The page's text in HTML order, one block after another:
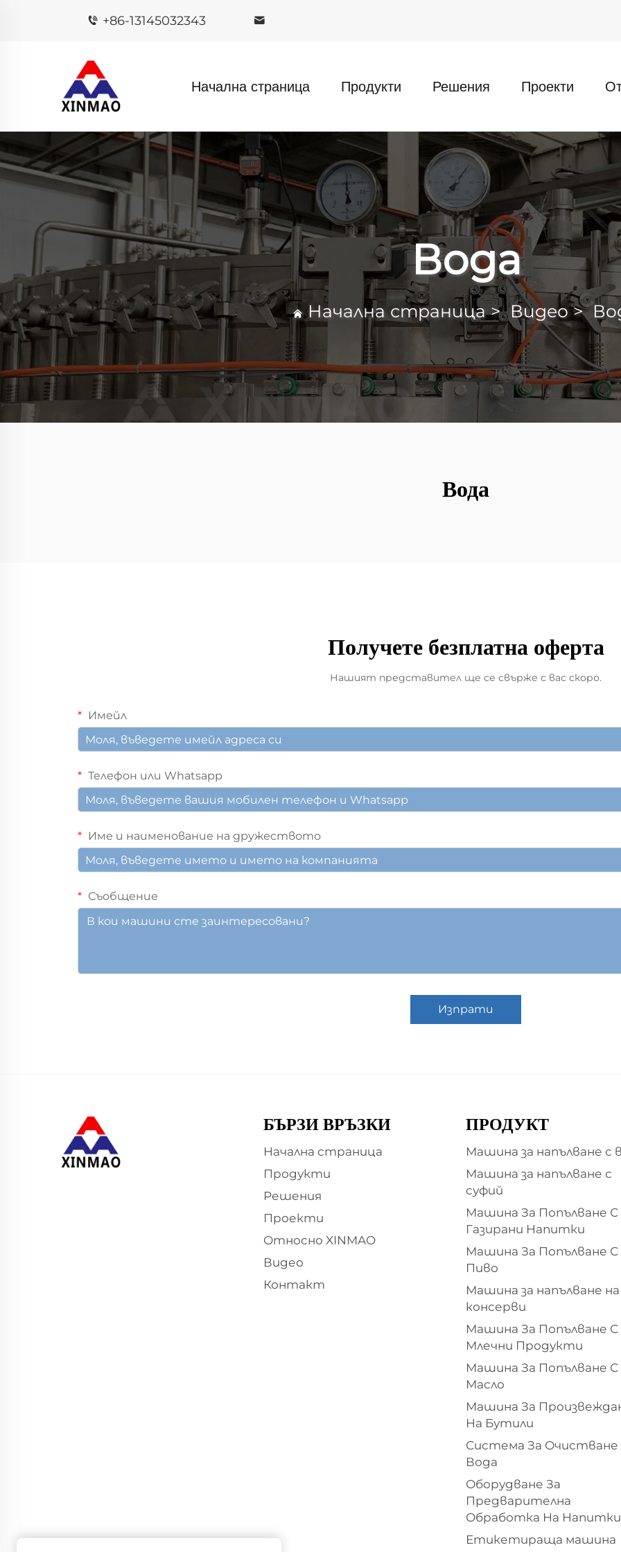
+86-13145032343
Начална страница Продукти Решения Проекти
Вода
Начална страница>Видео>
Вода
Получете безплатна оферта
Нашият представител ще се свърже с вас скоро.
Имейл
Телефон или Whatsapp
Име и наименование на дружеството
Съобщение
Изпрати
БЪРЗИ ВРЪЗКИ
Начална страница
Продукти
Решения
Проекти
Относно XINMAO
Видео
Контакт
ПРОДУКТ
Машина за напълване с
Машина за напълване с
суфий
Машина За Попълване С
Газирани Напитки
Машина За Попълване С
Пиво
Машина за напълване на
консерви
Машина За Попълване С
Млечни Продукти
Машина За Попълване С
Масло
Машина За
На Бутили
Система За Очистване
Вода
Оборудване За
Предварителна
Обработка На Напитки
Етикетираща машина